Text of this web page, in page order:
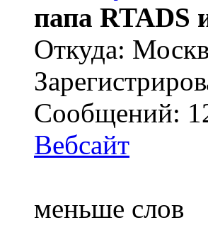
папа RTADS
Откуда:
Сообщений:
Вебсайт
меньше слов